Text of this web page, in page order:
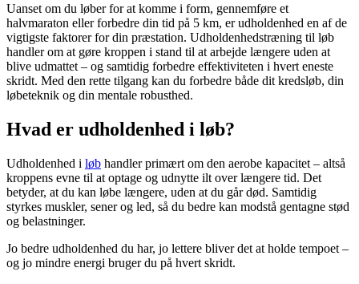
Uanset om du løber for at komme i form, gennemføre et
halvmaraton eller forbedre din tid på 5 km, er udholdenhed en af de
vigtigste faktorer for din præstation. Udholdenhedstræning til løb
handler om at gøre kroppen i stand til at arbejde længere uden at
blive udmattet – og samtidig forbedre effektiviteten i hvert eneste
skridt. Med den rette tilgang kan du forbedre både dit kredsløb, din
løbeteknik og din mentale robusthed.
Hvad er udholdenhed i løb?
Udholdenhed i løb handler primært om den aerobe kapacitet – altså
kroppens evne til at optage og udnytte ilt over længere tid. Det
betyder, at du kan løbe længere, uden at du går død. Samtidig
styrkes muskler, sener og led, så du bedre kan modstå gentagne stød
og belastninger.
Jo bedre udholdenhed du har, jo lettere bliver det at holde tempoet –
og jo mindre energi bruger du på hvert skridt.